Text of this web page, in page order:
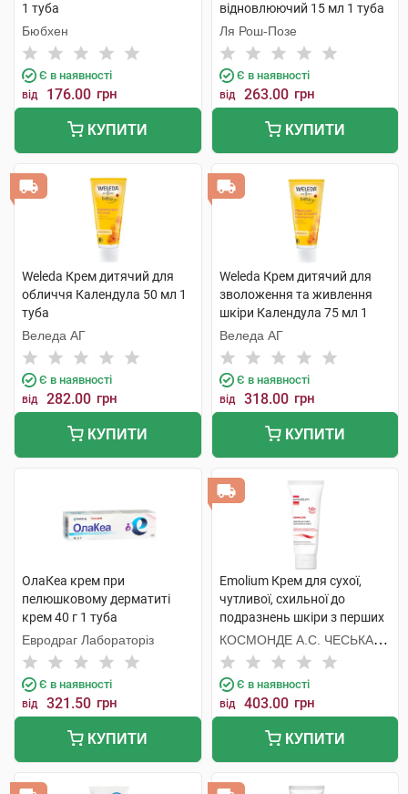
1 туба
Бюбхен
Є в наявності
від 176.00 грн
КУПИТИ
відновлюючий 15 мл 1 туба
Ля Рош-Позе
Є в наявності
від 263.00 грн
КУПИТИ
Weleda Крем дитячий для
обличчя Календула 50 мл 1
туба
Веледа АГ
Є в наявності
від 282.00 грн
КУПИТИ
Weleda Крем дитячий для
зволоження та живлення
шкіри Календула 75 мл 1
туба
Веледа АГ
Є в наявності
від 318.00 грн
КУПИТИ
ОлаКеа крем при
пелюшковому дерматиті
крем 40 г 1 туба
Евродраг Лабораторіз
Є в наявності
від 321.50 грн
КУПИТИ
Emolium Крем для сухої,
чутливої, схильної до
подразнень шкіри з перших
днів життя 75 мл 1 туба
КОСМОНДЕ А.С. ЧЕСЬКА
РЕСПУБЛІКА
Є в наявності
від 403.00 грн
КУПИТИ